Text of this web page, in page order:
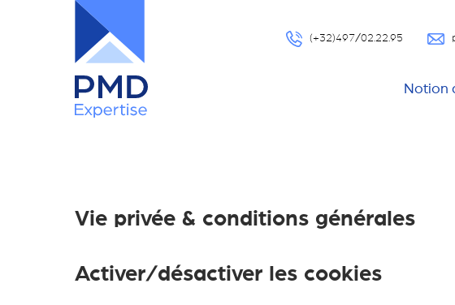
(+32)497/02.22.95
Notion
Vie privée & conditions générales
Activer/désactiver les cookies